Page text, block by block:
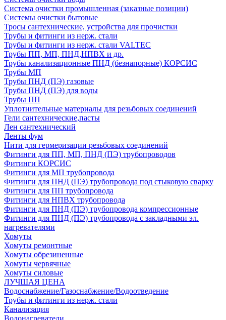
Система очистки промышленная (заказные позиции)
Системы очистки бытовые
Тросы сантехнические, устройства для прочистки
Трубы и фитинги из нерж. стали
Трубы и фитинги из нерж. стали VALTEC
Трубы ПП, МП, ПНД,НПВХ и др.
Трубы канализационные ПНД (безнапорные) КОРСИС
Трубы МП
Трубы ПНД (ПЭ) газовые
Трубы ПНД (ПЭ) для воды
Трубы ПП
Уплотнительные материалы для резьбовых соединений
Гели сантехнические,пасты
Лен сантехнический
Ленты фум
Нити для гермеризации резьбовых соединений
Фитинги для ПП, МП, ПНД (ПЭ) трубопроводов
Фитинги КОРСИС
Фитинги для МП трубопровода
Фитинги для ПНД (ПЭ) трубопровода под стыковую сварку
Фитинги для ПП трубопровода
Фитинги для НПВХ трубопровода
Фитинги для ПНД (ПЭ) трубопровода компрессионные
Фитинги для ПНД (ПЭ) трубопровода с закладными эл.
нагревателями
Хомуты
Хомуты ремонтные
Хомуты обрезиненные
Хомуты червячные
Хомуты силовые
ЛУЧШАЯ ЦЕНА
Водоснабжение/Газоснабжение/Водоотведение
Трубы и фитинги из нерж. стали
Канализация
Водонагреватели